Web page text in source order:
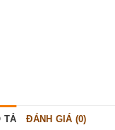
TẢ ĐÁNH GIÁ (0)